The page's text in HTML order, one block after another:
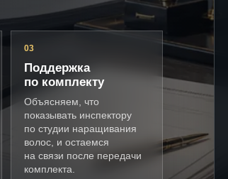
03
Поддержка
по комплекту
Объясняем, что
показывать инспектору
по студии наращивания
волос, и остаемся
на связи после передачи
комплекта.